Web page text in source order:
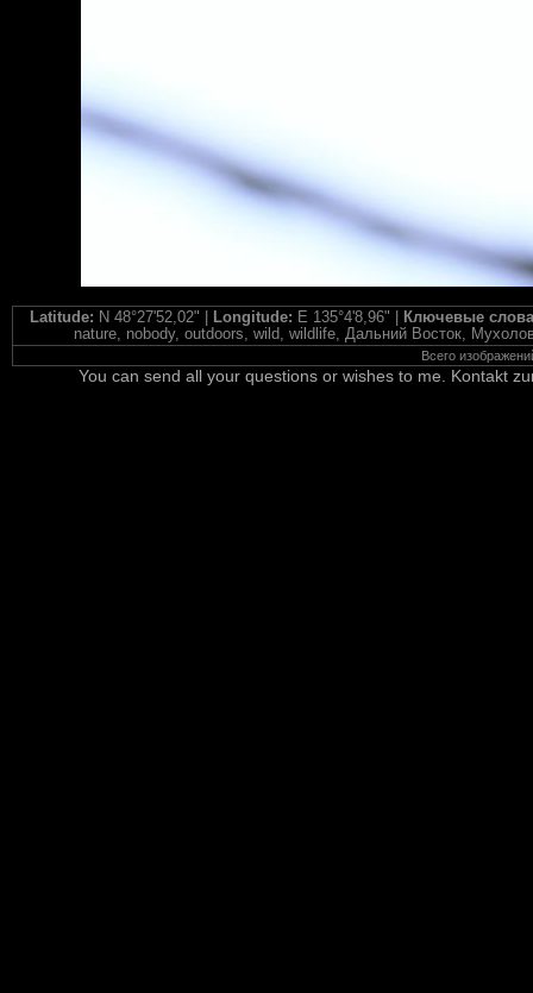
Latitude: N 48°27'52,02" | Longitude: E 135°4'8,96" |
Ключевые
nature, nobody, outdoors, wild, wildlife, Дальний Восток,
Всего
You can send all your questions or wishes to me. Kontakt